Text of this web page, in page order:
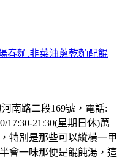
春麵.韭菜油蔥乾麵配餛
南路二段169號，電話:
17:30-21:30(星期日休)萬
特別是那些可以縱橫一甲
會一味那便是餛飩湯，這